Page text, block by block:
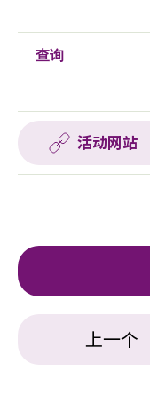
查询
活动网站
上一个